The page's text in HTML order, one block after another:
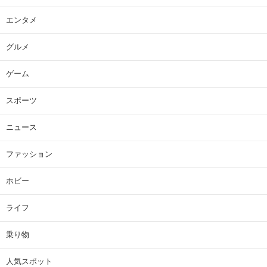
エンタメ
グルメ
ゲーム
スポーツ
ニュース
ファッション
ホビー
ライフ
乗り物
人気スポット